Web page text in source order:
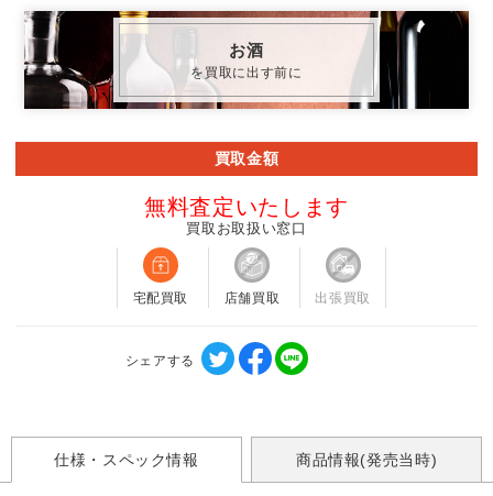
お酒
を買取に出す前に
買取金額
無料査定いたします
買取お取扱い窓口
宅配買取 店舗買取 出張買取
シェアする
仕様・スペック情報 商品情報(発売当時)